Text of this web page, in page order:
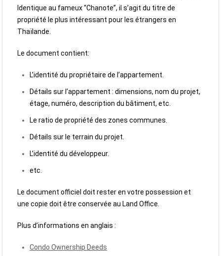
Identique au fameux “Chanote”, il s’agit du titre de
propriété le plus intéressant pour les étrangers en
Thaïlande.
Le document contient:
L’identité du propriétaire de l’appartement.
Détails sur l’appartement : dimensions, nom du projet,
étage, numéro, description du bâtiment, etc.
Le ratio de propriété des zones communes.
Détails sur le terrain du projet.
L’identité du développeur.
etc.
Le document officiel doit rester en votre possession et
une copie doit être conservée au Land Office.
Plus d’informations en anglais :
Condo Ownership Deeds